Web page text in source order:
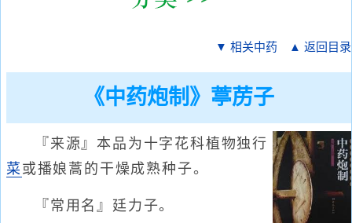
▼ 相关中药 ▲ 返回目录
《中药炮制》葶苈子
『来源』本品为十字花科植物独行
菜 或播娘蒿的干燥成熟种子。
『常用名』廷力子。